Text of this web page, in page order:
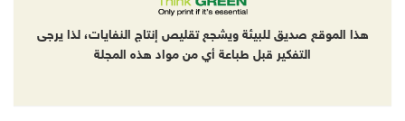
هذا الموقع صديق للبيئة ويشجع تقليص إنتاج النفايات، لذا يرجى
التفكير قبل طباعة أي من مواد هذه المجلة